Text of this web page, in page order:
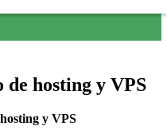
de hosting y VPS
y VPS